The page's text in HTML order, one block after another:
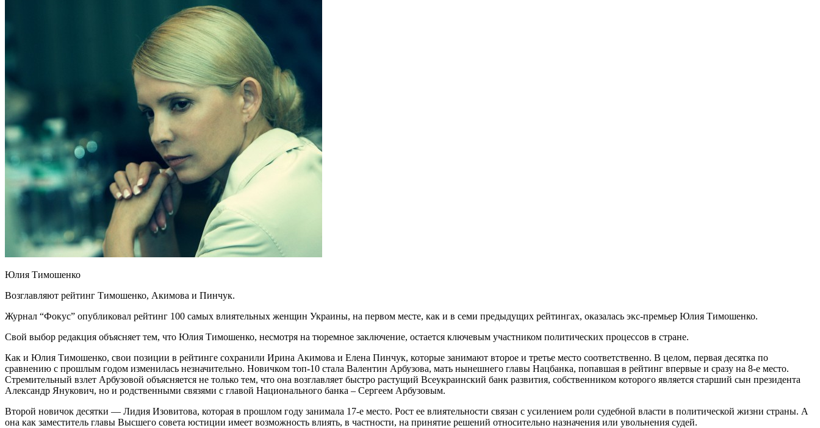
Юлия Тимошенко
Возглавляют рейтинг Тимошенко, Акимова и Пинчук.
Журнал “Фокус” опубликовал рейтинг 100 самых влиятельных женщин Украины, на первом месте, как и в семи предыдущих рейтингах, оказалась экс-премьер Юлия Тимошенко.
Свой выбор редакция объясняет тем, что Юлия Тимошенко, несмотря на тюремное заключение, остается ключевым участником политических процессов в стране.
Как и Юлия Тимошенко, свои позиции в рейтинге сохранили Ирина Акимова и Елена Пинчук, которые занимают второе и третье место соответственно. В целом, первая десятка по
сравнению с прошлым годом изменилась незначительно. Новичком топ-10 стала Валентин Арбузова, мать нынешнего главы Нацбанка, попавшая в рейтинг впервые и сразу на 8-е место.
Стремительный взлет Арбузовой объясняется не только тем, что она возглавляет быстро растущий Всеукраинский банк развития, собственником которого является старший сын президента
Александр Янукович, но и родственными связями с главой Национального банка – Сергеем Арбузовым.
Второй новичок десятки — Лидия Изовитова, которая в прошлом году занимала 17-е место. Рост ее влиятельности связан с усилением роли судебной власти в политической жизни страны. А
она как заместитель главы Высшего совета юстиции имеет возможность влиять, в частности, на принятие решений относительно назначения или увольнения судей.